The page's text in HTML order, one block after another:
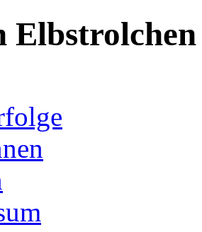
Elbstrolchen